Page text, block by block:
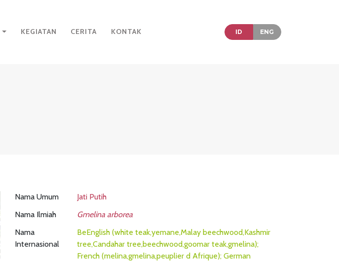
KEGIATAN CERITA KONTAK ID ENG
Nama Umum
Jati Putih
Nama Ilmiah
Gmelina arborea
Nama
Internasional
BeEnglish (white teak,yemane,Malay beechwood,Kashmir
tree,Candahar tree,beechwood,goomar teak,gmelina);
French (melina,gmelina,peuplier d Afrique); German